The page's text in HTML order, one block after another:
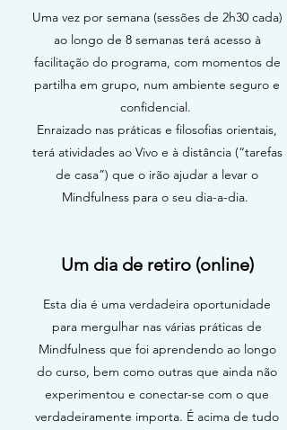
Uma vez por semana (sessões de 2h30 cada)
ao longo de 8 semanas terá acesso à
facilitação do programa, com momentos de
partilha em grupo, num ambiente seguro e
confidencial.
Enraizado nas práticas e filosofias orientais,
terá atividades ao Vivo e à distância (“tarefas
de casa”) que o irão ajudar a levar o
Mindfulness para o seu dia-a-dia.
Um dia de retiro (online)
Esta dia é uma verdadeira oportunidade
para mergulhar nas várias práticas de
Mindfulness que foi aprendendo ao longo
do curso, bem como outras que ainda não
experimentou e conectar-se com o que
verdadeiramente importa. É acima de tudo